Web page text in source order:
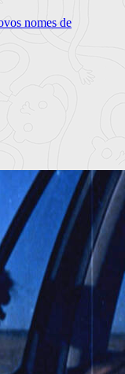
nomes de